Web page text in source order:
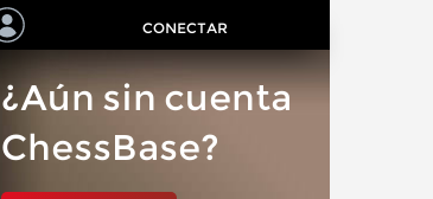
CONECTAR
¿Aún sin cuenta
ChessBase?